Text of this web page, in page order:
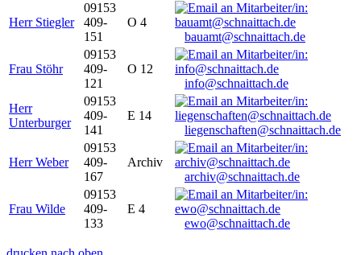
Herr Stiegler
09153
409-
151
O 4
bauamt@schnaittach.de
Frau Stöhr
09153
409-
121
O 12
info@schnaittach.de
Herr
Unterburger
09153
409-
141
E 14
liegenschaften@schnaittach.de
Herr Weber
09153
409-
167
Archiv
archiv@schnaittach.de
Frau Wilde
09153
409-
133
E 4
ewo@schnaittach.de